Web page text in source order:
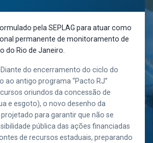
pela SEPLAG para atuar como
permanente de monitoramento de
do Rio de Janeiro.
do encerramento do ciclo do
ao antigo programa “Pacto RJ”
oriundos da concessão de
e esgoto), o novo desenho da
para garantir que não se
pública das ações financiadas
de recursos estaduais, preparando
do Interior
-
DA